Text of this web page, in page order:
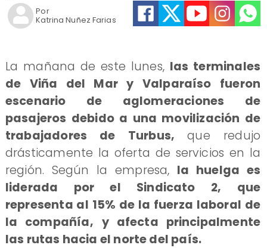
Katrina Nuñez Farias
Por
​La mañana de este lunes, las terminales
de Viña del Mar y Valparaíso fueron
escenario de aglomeraciones de
pasajeros debido a una movilización de
trabajadores de Turbus,que redujo
drásticamente la oferta de servicios en la
región. Según la empresa, la huelga es
liderada por el Sindicato 2, que
representa al 15% de la fuerza laboral de
la compañía, y afecta principalmente
las rutas hacia el norte del país.